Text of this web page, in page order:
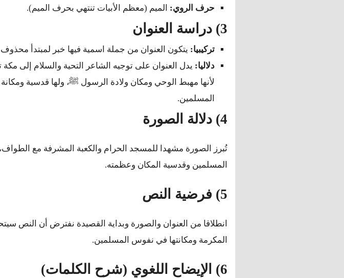
حرف الروي: الميم (معظم الأبيات تنتهي بحرف الميم).
3) دراسة العنوان
تركيبيا: يتكون العنوان من جملة اسمية فيها خبر لمبتدأ
دلاليا: يدل العنوان على توجيه الشاعر التحية والسلام إلى مكة
لأنها مهبط الوحي ومكان ولادة الرسول ﷺ، ولها قدسية
المسلمين.
4) دلالة الصورة
تُبرز الصورة مشهدا للمسجد الحرام والكعبة المشرفة مع الطواف،
المسلمين وقدسية المكان وعظمته.
5) فرضية النص
انطلاقا من العنوان والصورة وبداية القصيدة نفترض أن النص
المكرمة ومكانتها في نفوس المسلمين.
6) الإيضاح اللغوي (شرح الكلمات)